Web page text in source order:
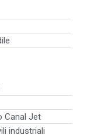
Canal Jet
industriali